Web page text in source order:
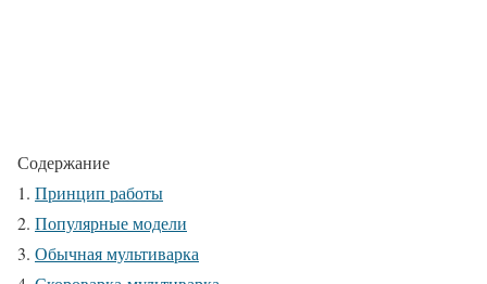
Содержание
Принцип работы
Популярные модели
Обычная мультиварка